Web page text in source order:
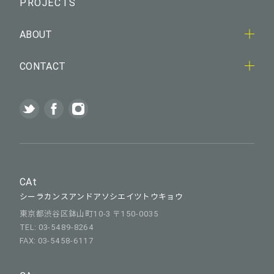
ABOUT
CONTACT
CAt
シーラカンスアンドアソシエイツトウキョウ
東京都渋谷区鉢山町10-3 〒150-0035
TEL: 03-5489-8264
FAX: 03-5458-6117